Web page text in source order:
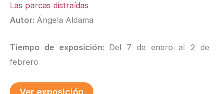
Las parcas distraídas
Autor: Ángela Aldama
Tiempo de exposición: Del 7 de enero al 2 de
febrero
Ver exposición